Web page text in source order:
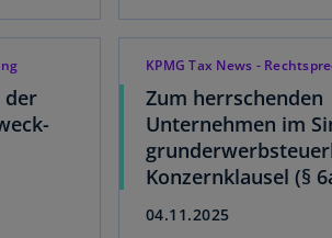
der
KPMG Tax News -
Zum herrschenden
Unternehmen im
Konzernklausel (§
04.11.2025